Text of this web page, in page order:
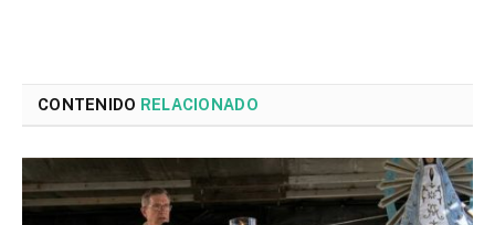
CONTENIDO RELACIONADO